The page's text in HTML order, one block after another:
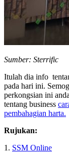
Sumber: Sterrific
Itulah dia info
pada hari ini.
perkongsian ini
tentang business
pembahagian harta.
Rujukan:
1. SSM Online